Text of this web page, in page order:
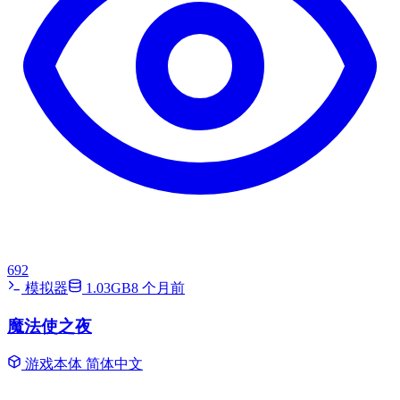
692
模拟器
1.03GB8 个月前
魔法使之夜
游戏本体 简体中文